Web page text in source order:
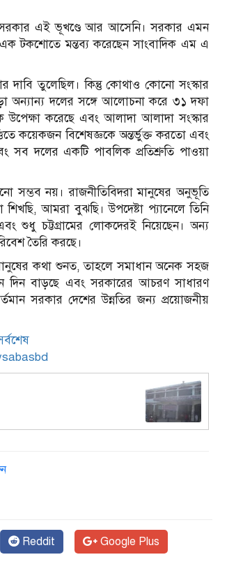
এই ভূখণ্ডে আর আসেনি। সরকার এমন
টকশোতে মন্তব্য করেছেন সাংবাদিক এম এ
দাবি তুলেছিল। কিন্তু কোথাও কোনো সংস্কার
অন্যান্য দলের সঙ্গে আলোচনা করে ৩১ দফা
উপেক্ষা করেছে এবং আলাদা আলাদা সংস্কার
কয়েকজন বিশেষজ্ঞকে অন্তর্ভুক্ত করতো এবং
দলের একটি পাবলিক প্রতিশ্রুতি পাওয়া
সম্ভব নয়। রাজনীতিবিদরা মানুষের অনুভূতি
আমরা বুঝছি। উপদেষ্টা প্যানেলে তিনি
শুধু চট্টগ্রামের লোকদেরই নিয়েছেন। অন্য
তৈরি করছে।
কথা শুনত, তাহলে সমাধান অনেক সহজ
দিন বাড়ছে এবং সরকারের আচরণ সাধারণ
সরকার দেশের উন্নতির জন্য প্রয়োজনীয়
Reddit Google Plus